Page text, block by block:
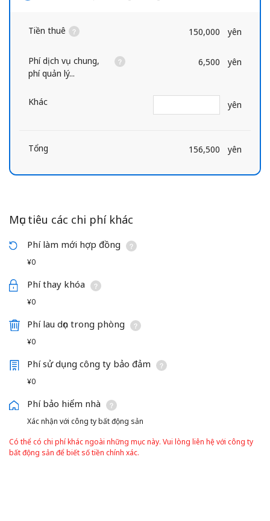
Tiền thuê 150,000 yên
Phí dịch vụ chung,
phí quản lý...
6,500 yên
Khác yên
Tổng 156,500 yên
Mục tiêu các chi phí khác
Phí làm mới hợp đồng
¥0
Phí thay khóa
¥0
Phí lau dọn trong phòng
¥0
Phí sử dụng công ty bảo đảm
¥0
Phí bảo hiểm nhà
Xác nhận với công ty bất động sản
Có thể có chi phí khác ngoài những mục này. Vui lòng liên hệ với công ty
bất động sản để biết số tiền chính xác.